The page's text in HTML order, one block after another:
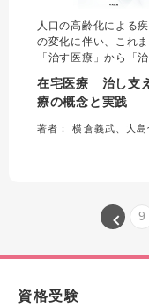
人口の高齢化による
の変化に伴い、これ
「治す医療」から「治
化している。本書は、
医療で今後ますます重
及び在宅医を志す医師
在宅医療 治し支
療の概念と実践
9
資格受験